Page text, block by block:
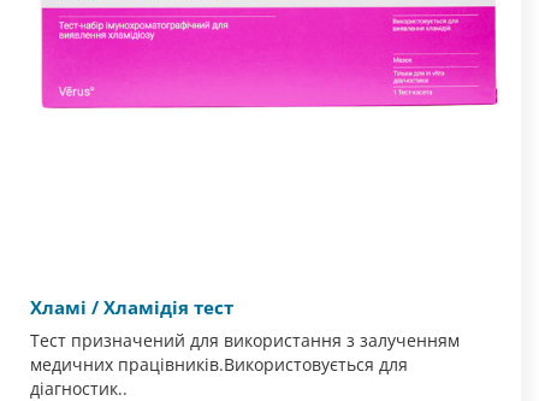
Хламі / Хламідія тест
Тест призначений для використання з залученням
медичних працівників.Використовується для
діагностик..